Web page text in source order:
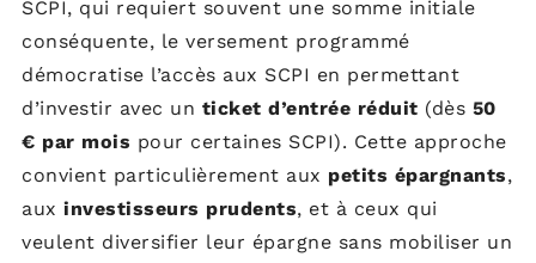
SCPI, qui requiert souvent une somme initiale
conséquente, le versement programmé
démocratise l’accès aux SCPI en permettant
d’investir avec un ticket d’entrée réduit (dès 50
€ par mois pour certaines SCPI). Cette approche
convient particulièrement aux petits épargnants,
aux investisseurs prudents, et à ceux qui
veulent diversifier leur épargne sans mobiliser un